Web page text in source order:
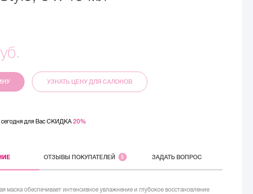
УЗНАТЬ ЦЕНУ ДЛЯ САЛОНОВ
сегодня для Вас СКИДКА 20%
ОТЗЫВЫ ПОКУПАТЕЛЕЙ 5 ЗАДАТЬ ВОПРОС
маска обеспечивает интенсивное увлажнение и глубокое восстановление